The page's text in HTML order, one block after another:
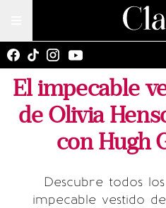
El impecable
de Olivia
con Hugh
Descubre todos
impecable vestido